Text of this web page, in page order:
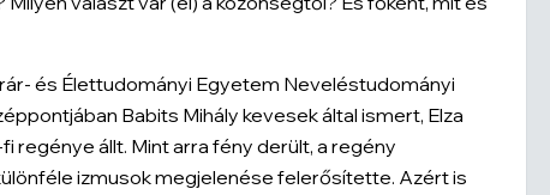
és Élettudományi Egyetem Neveléstudományi
Babits Mihály kevesek által ismert, Elza
regénye állt. Mint arra fény derült, a regény
izmusok megjelenése felerősítette. Azért is